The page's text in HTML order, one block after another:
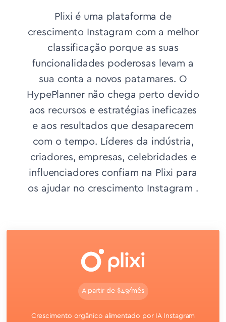
Plixi é uma plataforma de
crescimento Instagram com a melhor
classificação porque as suas
funcionalidades poderosas levam a
sua conta a novos patamares. O
HypePlanner não chega perto devido
aos recursos e estratégias ineficazes
e aos resultados que desaparecem
com o tempo. Líderes da indústria,
criadores, empresas, celebridades e
influenciadores confiam na Plixi para
os ajudar no crescimento Instagram .
A partir de $49/mês
Crescimento orgânico alimentado por IA Instagram